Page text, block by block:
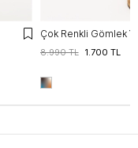
Çok Renkli Gömlek
1.700 TL
8.990 TL